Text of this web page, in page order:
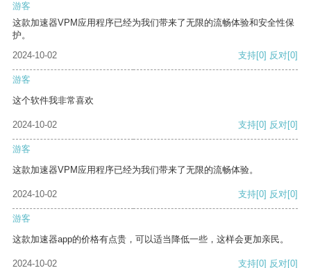
游客
这款加速器VPM应用程序已经为我们带来了无限的流畅体验和安全性保
护。
2024-10-02
支持[0] 反对[0]
游客
这个软件我非常喜欢
2024-10-02 支持[0] 反对[0]
游客
这款加速器VPM应用程序已经为我们带来了无限的流畅体验。
2024-10-02 支持[0] 反对[0]
游客
这款加速器app的价格有点贵，可以适当降低一些，这样会更加亲民。
2024-10-02 支持[0] 反对[0]